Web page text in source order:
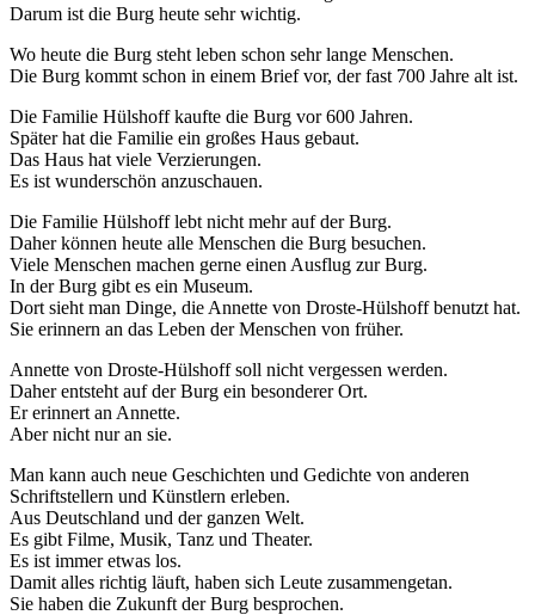
Darum ist die Burg heute sehr wichtig.
Wo heute die Burg steht leben schon sehr lange Menschen.
Die Burg kommt schon in einem Brief vor, der fast 700 Jahre alt ist.
Die Familie Hülshoff kaufte die Burg vor 600 Jahren.
Später hat die Familie ein großes Haus gebaut.
Das Haus hat viele Verzierungen.
Es ist wunderschön anzuschauen.
Die Familie Hülshoff lebt nicht mehr auf der Burg.
Daher können heute alle Menschen die Burg besuchen.
Viele Menschen machen gerne einen Ausflug zur Burg.
In der Burg gibt es ein Museum.
Dort sieht man Dinge, die Annette von Droste-Hülshoff benutzt hat.
Sie erinnern an das Leben der Menschen von früher.
Annette von Droste-Hülshoff soll nicht vergessen werden.
Daher entsteht auf der Burg ein besonderer Ort.
Er erinnert an Annette.
Aber nicht nur an sie.
Man kann auch neue Geschichten und Gedichte von anderen
Schriftstellern und Künstlern erleben.
Aus Deutschland und der ganzen Welt.
Es gibt Filme, Musik, Tanz und Theater.
Es ist immer etwas los.
Damit alles richtig läuft, haben sich Leute zusammengetan.
Sie haben die Zukunft der Burg besprochen.